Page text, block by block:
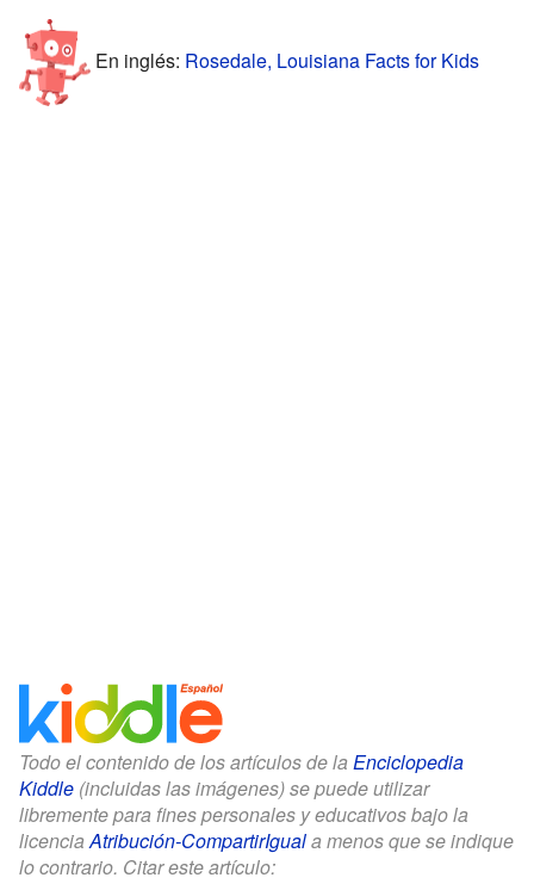
En inglés: Rosedale, Louisiana Facts for Kids
Todo el contenido de los artículos de la Enciclopedia
Kiddle (incluidas las imágenes) se puede utilizar
libremente para fines personales y educativos bajo la
licenciaAtribución-CompartirIguala menos que se indique
lo contrario. Citar este artículo: